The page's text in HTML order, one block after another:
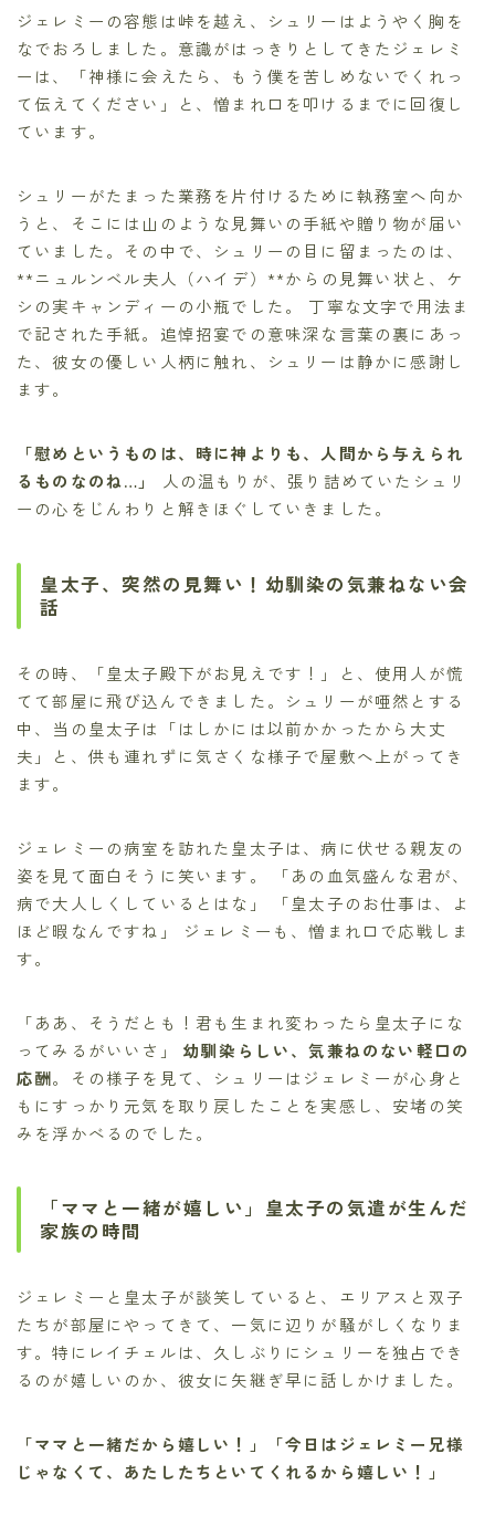
ジェレミーの容態は峠を越え、シュリーはようやく胸を
なでおろしました。意識がはっきりとしてきたジェレミ
ーは、「神様に会えたら、もう僕を苦しめないでくれっ
て伝えてください」と、憎まれ口を叩けるまでに回復し
ています。
シュリーがたまった業務を片付けるために執務室へ向か
うと、そこには山のような見舞いの手紙や贈り物が届い
ていました。その中で、シュリーの目に留まったのは、
**ニュルンベル夫人（ハイデ）**からの見舞い状と、ケ
シの実キャンディーの小瓶でした。 丁寧な文字で用法ま
で記された手紙。追悼招宴での意味深な言葉の裏にあっ
た、彼女の優しい人柄に触れ、シュリーは静かに感謝し
ます。
「慰めというものは、時に神よりも、人間から与えられ
るものなのね…」
人の温もりが、張り詰めていたシュリ
ーの心をじんわりと解きほぐしていきました。
皇太子、突然の見舞い！幼馴染の気兼ねない会
話
その時、「皇太子殿下がお見えです！」と、使用人が慌
てて部屋に飛び込んできました。シュリーが唖然とする
中、当の皇太子は「はしかには以前かかったから大丈
夫」と、供も連れずに気さくな様子で屋敷へ上がってき
ます。
ジェレミーの病室を訪れた皇太子は、病に伏せる親友の
姿を見て面白そうに笑います。 「あの血気盛んな君が、
病で大人しくしているとはな」 「皇太子のお仕事は、よ
ほど暇なんですね」 ジェレミーも、憎まれ口で応戦しま
す。
「ああ、そうだとも！君も生まれ変わったら皇太子にな
ってみるがいいさ」 幼馴染らしい、気兼ねのない軽口の
応酬。その様子を見て、シュリーはジェレミーが心身と
もにすっかり元気を取り戻したことを実感し、安堵の笑
みを浮かべるのでした。
「ママと一緒が嬉しい」皇太子の気遣が生んだ
家族の時間
ジェレミーと皇太子が談笑していると、エリアスと双子
たちが部屋にやってきて、一気に辺りが騒がしくなりま
す。特にレイチェルは、久しぶりにシュリーを独占でき
るのが嬉しいのか、彼女に矢継ぎ早に話しかけました。
「ママと一緒だから嬉しい！」「今日はジェレミー兄様
じゃなくて、あたしたちといてくれるから嬉しい！」